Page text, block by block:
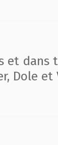
et
Dole et